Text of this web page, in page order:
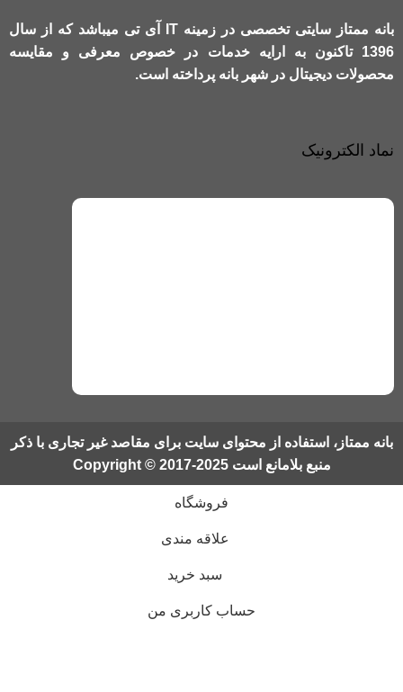
بانه ممتاز سایتی تخصصی در زمینه IT آی تی میباشد که از سال
1396 تاکنون به ارایه خدمات در خصوص معرفی و مقایسه
محصولات دیجیتال در شهر بانه پرداخته است.
نماد الکترونیک
بانه ممتاز، استفاده از محتوای سایت برای مقاصد غیر تجاری با ذکر
منبع بلامانع است Copyright © 2017-2025
فروشگاه
علاقه مندی
سبد خرید
حساب کاربری من